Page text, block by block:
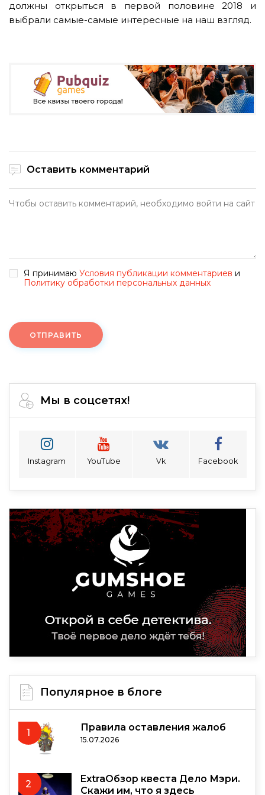
должны открыться в первой половине 2018 и
выбрали самые-самые интересные на наш взгляд.
Оставить комментарий
Я принимаю Условия публикации комментариев и
Политику обработки персональных данных
ОТПРАВИТЬ
Мы в соцсетях!
Instagram YouTube Vk Facebook
Популярное в блоге
1 Правила оставления жалоб
15.07.2026
2
ExtraОбзор квеста Дело Мэри.
Скажи им, что я здесь